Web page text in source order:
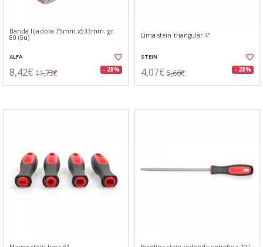
Banda lijadora 75mm.x533mm. gr.
80 (5u)
ALFA
8,42€ 11,73€ - 28%
Lima stein triangular 4"
STEIN
4,07€ 5,66€ - 28%